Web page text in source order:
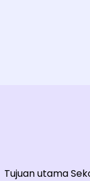
Tujuan utama